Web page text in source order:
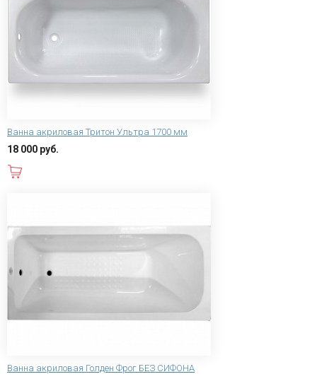
Ванна акриловая Тритон Ультра 1700 мм
18 000 руб.
Ванна акриловая Голден Фрог БЕЗ СИФОНА